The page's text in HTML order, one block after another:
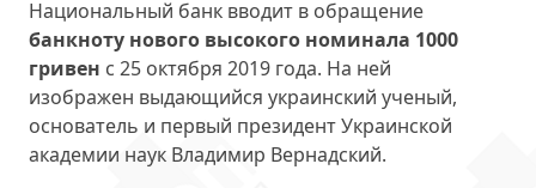
Национальный банк вводит в обращение
банкноту нового высокого номинала 1000
гривен с 25 октября 2019 года. На ней
изображен выдающийся украинский ученый,
основатель и первый президент Украинской
академии наук Владимир Вернадский.